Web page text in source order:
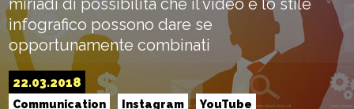
infografico possono dare se
opportunamente combinati
22.03.2018
Communication Instagram YouTube